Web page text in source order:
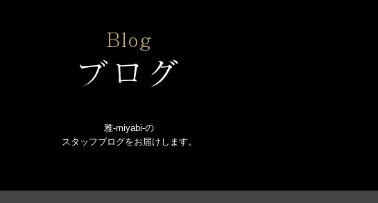
雅-miyabi-の
スタッフブログをお届けします。